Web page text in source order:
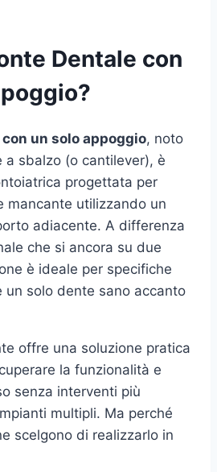
Dentale con
un solo appoggio, noto
a sbalzo (o cantilever), è
progettata per
mancante utilizzando un
adiacente. A differenza
che si ancora su due
è ideale per specifiche
un solo dente sano accanto
offre una soluzione pratica
la funzionalità e
senza interventi più
multipli. Ma perché
scelgono di realizzarlo in